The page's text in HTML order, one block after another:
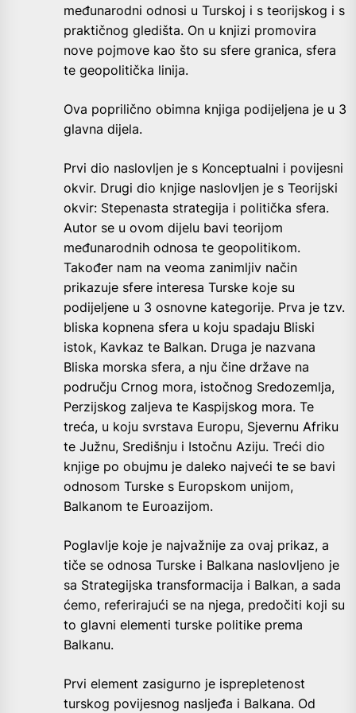
međunarodni odnosi u Turskoj i s teorijskog i s
praktičnog gledišta. On u knjizi promovira
nove pojmove kao što su sfere granica, sfera
te geopolitička linija.
Ova poprilično obimna knjiga podijeljena je u 3
glavna dijela.
Prvi dio naslovljen je s Konceptualni i povijesni
okvir. Drugi dio knjige naslovljen je s Teorijski
okvir: Stepenasta strategija i politička sfera.
Autor se u ovom dijelu bavi teorijom
međunarodnih odnosa te geopolitikom.
Također nam na veoma zanimljiv način
prikazuje sfere interesa Turske koje su
podijeljene u 3 osnovne kategorije. Prva je tzv.
bliska kopnena sfera u koju spadaju Bliski
istok, Kavkaz te Balkan. Druga je nazvana
Bliska morska sfera, a nju čine države na
području Crnog mora, istočnog Sredozemlja,
Perzijskog zaljeva te Kaspijskog mora. Te
treća, u koju svrstava Europu, Sjevernu Afriku
te Južnu, Središnju i Istočnu Aziju. Treći dio
knjige po obujmu je daleko najveći te se bavi
odnosom Turske s Europskom unijom,
Balkanom te Euroazijom.
Poglavlje koje je najvažnije za ovaj prikaz, a
tiče se odnosa Turske i Balkana naslovljeno je
sa Strategijska transformacija i Balkan, a sada
ćemo, referirajući se na njega, predočiti koji su
to glavni elementi turske politike prema
Balkanu.
Prvi element zasigurno je isprepletenost
turskog povijesnog nasljeđa i Balkana. Od